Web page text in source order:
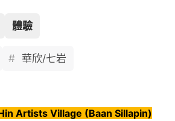
體驗
華欣/七岩
n Artists Village (Baan Sillapin)